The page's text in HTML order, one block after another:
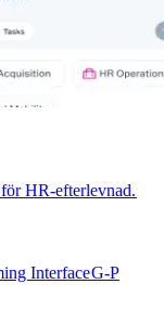
HR-efterlevnad.​​
Interface​​G-P